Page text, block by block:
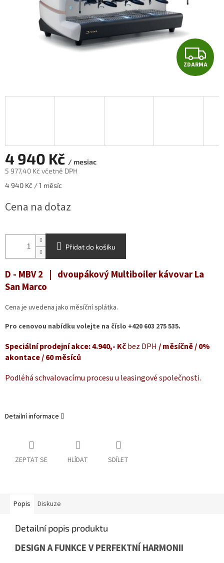
Z
D
A
ZDARMA
4 940 Kč / mesiac
5 977,40 Kč včetně DPH
Měrná
4 940 Kč / 1 měsíc
Cena na dotaz
Přidat do košíku
D - MBV 2 | dvoupákový Multiboiler kávovar La
San Marco
Cena je uvedena jako měsíční splátka.
Pro cenovou nabídku volejte na číslo +420 603 275 535.
Speciální prodejní akce:4.940,- Kčbez DPH / měsíčně / 0%
akontace / 60 měsíců
Podléhá schvalovacímu procesu u leasingové společnosti.
Detailní informace
ZEPTAT SE HLÍDAT SDÍLET
Popis Diskuze
Detailní popis produktu
DESIGN A FUNKCE V PERFEKTNÍ HARMONII